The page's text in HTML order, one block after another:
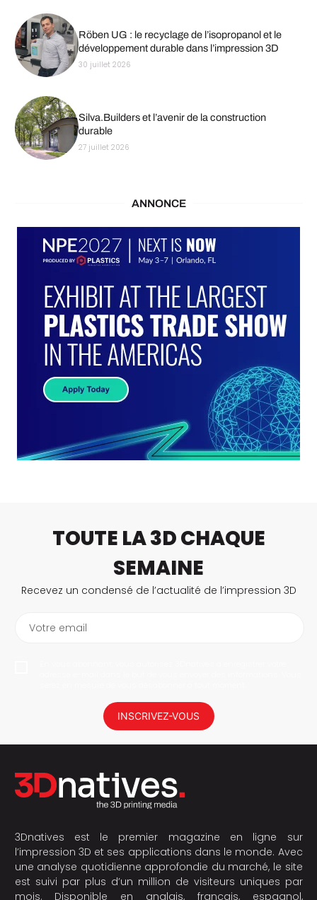
Röben UG : le recyclage de l’isopropanol et le
développement durable dans l’impression 3D
30 juillet 2026
Silva.Builders et l’avenir de la construction
durable
27 juillet 2026
ANNONCE
TOUTE LA 3D CHAQUE
SEMAINE
Recevez un condensé de l’actualité de l’impression 3D
Votre email
INSCRIVEZ-VOUS
3Dnatives est le premier magazine en ligne sur
l’impression 3D et ses applications dans le monde. Avec
une analyse quotidienne approfondie du marché, le site
est suivi par plus d’un million de visiteurs uniques par
mois. Disponible en anglais, français, espagnol,